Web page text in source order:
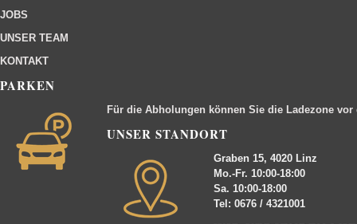
JOBS
UNSER TEAM
KONTAKT
PARKEN
Für die Abholungen können Sie die Ladezone
UNSER STANDORT
Graben 15, 4020 Linz
Mo.-Fr. 10:00-18:00
Sa. 10:00-18:00
Tel: 0676 / 4321001